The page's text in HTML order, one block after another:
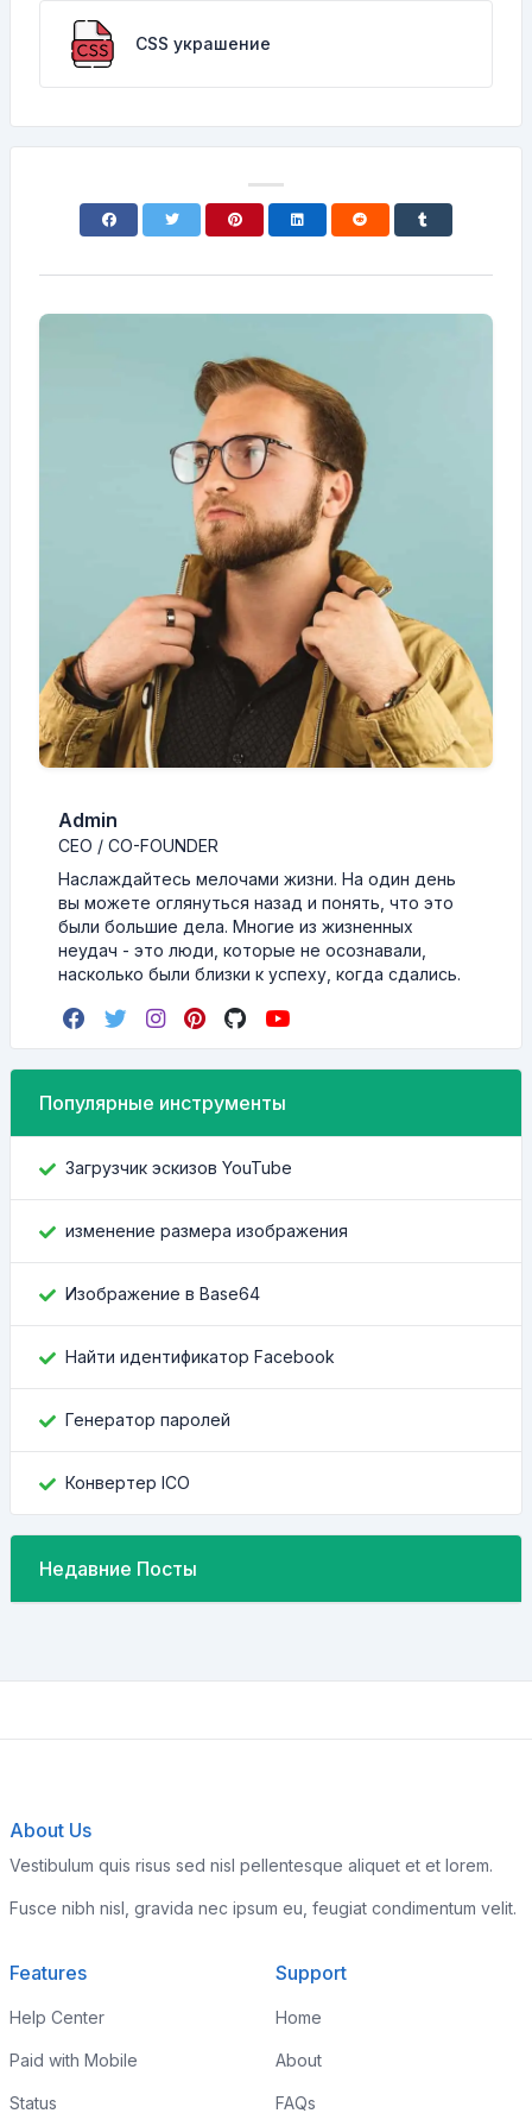
CSS украшение
Admin
CEO / CO-FOUNDER
Наслаждайтесь мелочами жизни. На один день
вы можете оглянуться назад и понять, что это
были большие дела. Многие из жизненных
неудач - это люди, которые не осознавали,
насколько были близки к успеху, когда сдались.
Популярные инструменты
Загрузчик эскизов YouTube
изменение размера изображения
Изображение в Base64
Найти идентификатор Facebook
Генератор паролей
Конвертер ICO
Недавние Посты
About Us
Vestibulum quis risus sed nisl pellentesque aliquet et et lorem.
Fusce nibh nisl, gravida nec ipsum eu, feugiat condimentum velit.
Features
Help Center
Paid with Mobile
Status
Support
Home
About
FAQs